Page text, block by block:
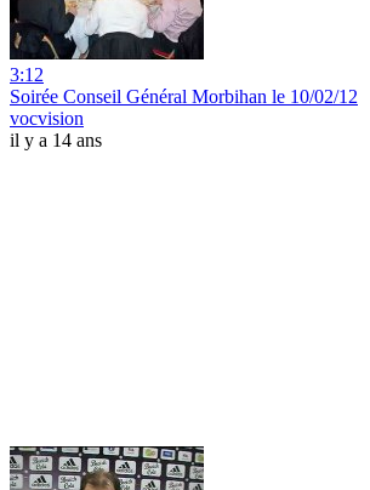
3:12
Soirée Conseil Général Morbihan le 10/02/12
vocvision
il y a 14 ans